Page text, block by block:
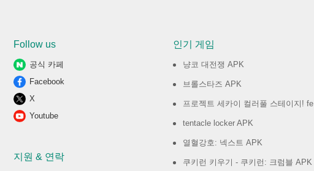
Follow us
공식 카페
Facebook
X
Youtube
지원 & 연락
인기 게임
냥코 대전쟁 APK
브롤스타즈 APK
프로젝트 세카이 컬러풀 스테이지! feat.하츠네 미쿠 APK
tentacle locker APK
열혈강호: 넥스트 APK
쿠키런 키우기 - 쿠키런: 크럼블 APK